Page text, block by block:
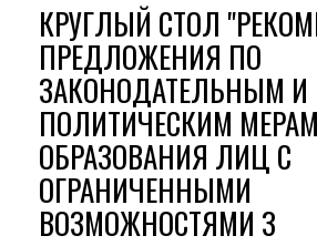
КРУГЛЫЙ СТОЛ
ПРЕДЛОЖЕНИЯ ПО
ЗАКОНОДАТЕЛЬНЫМ И
ПОЛИТИЧЕСКИМ
ОБРАЗОВАНИЯ ЛИЦ С
ОГРАНИЧЕННЫМИ
ВОЗМОЖНОСТЯМИ З